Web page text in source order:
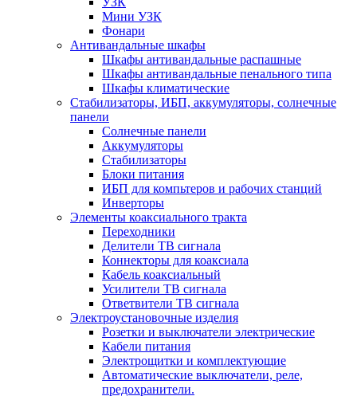
Мини УЗК
Фонари
Антивандальные шкафы
Шкафы антивандальные распашные
Шкафы антивандальные пенального типа
Шкафы климатические
Стабилизаторы, ИБП, аккумуляторы, солнечные
панели
Солнечные панели
Аккумуляторы
Стабилизаторы
Блоки питания
ИБП для компьтеров и рабочих станций
Инверторы
Элементы коаксиального тракта
Переходники
Делители ТВ сигнала
Коннекторы для коаксиала
Кабель коаксиальный
Усилители ТВ сигнала
Ответвители ТВ сигнала
Электроустановочные изделия
Розетки и выключатели электрические
Кабели питания
Электрощитки и комплектующие
Автоматические выключатели, реле,
предохранители.